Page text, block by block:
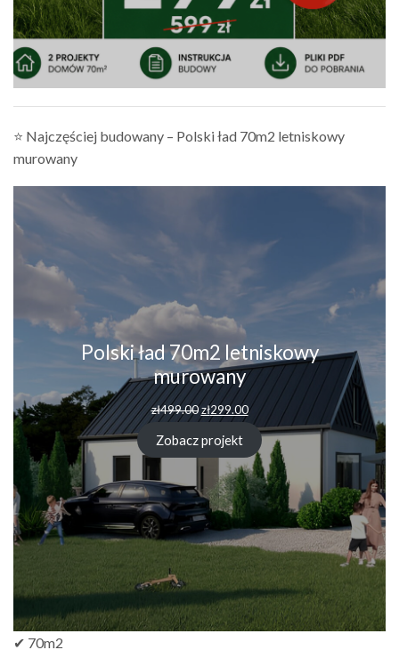
⭐ Najczęściej budowany – Polski ład 70m2 letniskowy
murowany
Polski ład 70m2 letniskowy
murowany
zł499.00Pierwotna
cena
wynosiła:
zł499.00.
zł299.00Aktualna
cena
wynosi:
zł299.00.
Zobacz projekt
✔ 70m2